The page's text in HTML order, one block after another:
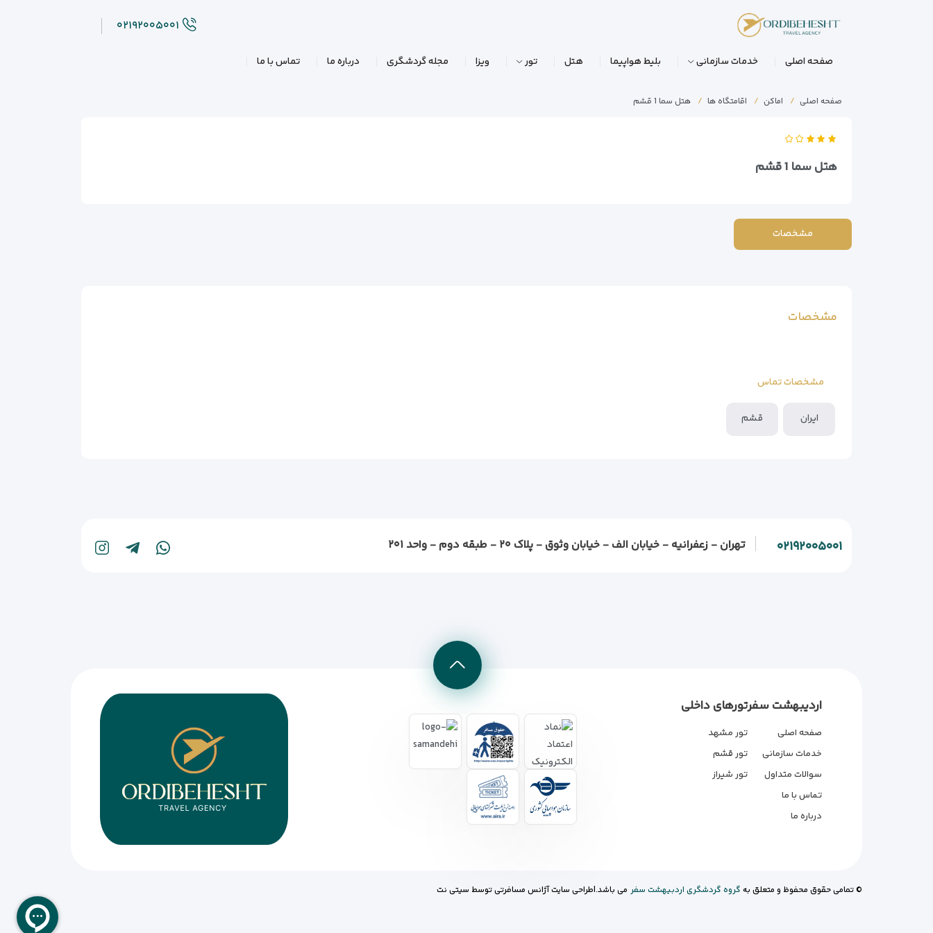
۰۲۱۹۲۰۰۵۰۰۱
صفحه اصلی خدمات سازمانی بلیط هواپیما هتل تور ویزا مجله گردشگری درباره ما تماس با ما
صفحه اصلی اماکن اقامتگاه ها هتل سما 1 قشم
هتل سما 1 قشم
مشخصات
مشخصات
مشخصات تماس
ایران قشم
۰۲۱۹۲۰۰۵۰۰۱ تهران - زعفرانیه - خیابان الف - خیابان وثوق - پلاک ۲۰ - طبقه دوم - واحد ۲۰۱
اردیبهشت سفر
صفحه اصلی
خدمات سازمانی
سوالات متداول
تماس با ما
درباره ما
تورهای داخلی
تور مشهد
تور قشم
تور شیراز
© تمامی حقوق محفوظ و متعلق به گروه گردشگری اردبیهشت سفر می باشد.|طراحی سایت آژانس مسافرتیتوسط سیتی نت